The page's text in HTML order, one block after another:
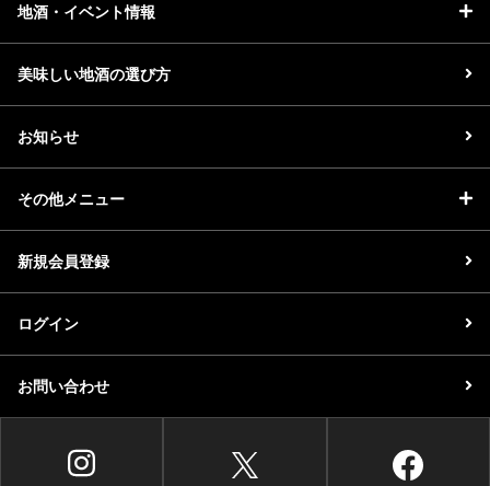
地酒・イベント情報
美味しい地酒の選び方
お知らせ
その他メニュー
新規会員登録
ログイン
お問い合わせ